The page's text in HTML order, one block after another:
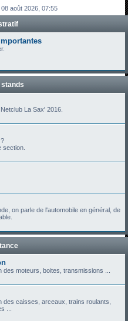
août 2026, 07:55
stands
La Sax' 2016.
section.
on parle de l'automobile en général, de
moteurs, boites, transmissions ...
des caisses, arceaux, trains roulants,
...